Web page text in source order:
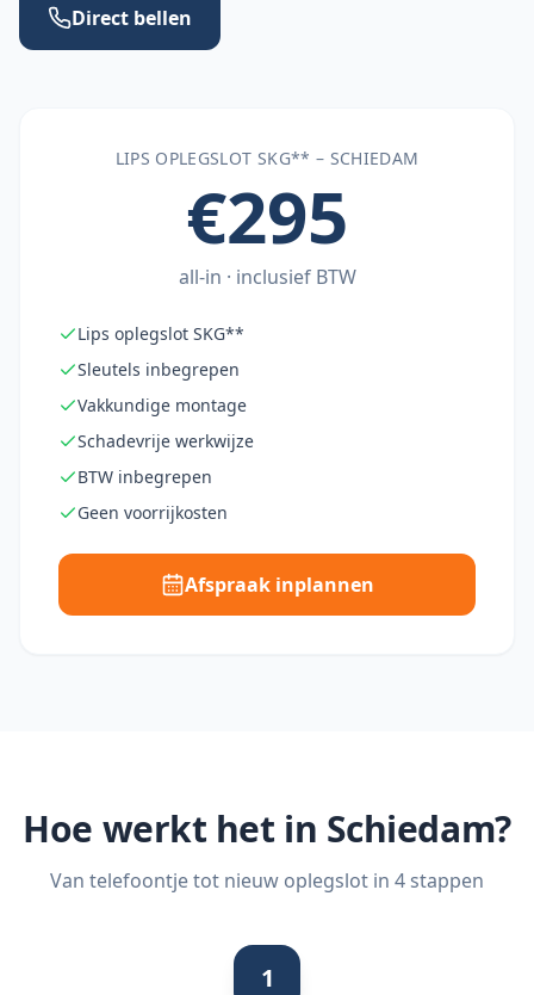
Direct bellen
LIPS OPLEGSLOT SKG** – SCHIEDAM
€295
all-in · inclusief BTW
Lips oplegslot SKG**
Sleutels inbegrepen
Vakkundige montage
Schadevrije werkwijze
BTW inbegrepen
Geen voorrijkosten
Afspraak inplannen
Hoe werkt het in Schiedam?
Van telefoontje tot nieuw oplegslot in 4 stappen
1